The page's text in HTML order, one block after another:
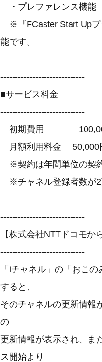
・プレファレンス機能
※『FCaster Start Upプ
能です。
-----------------------------
■サービス料金
-----------------------------
初期費用
月額利用料金 50,000
※契約は年間単位の契約
※チャネル登録者数が2
-----------------------------
【株式会社NTTドコモか
-----------------------------
「iチャネル」の「おこ
すると、
そのチャネルの更新情報
の
更新情報が表示され、ま
ス開始より